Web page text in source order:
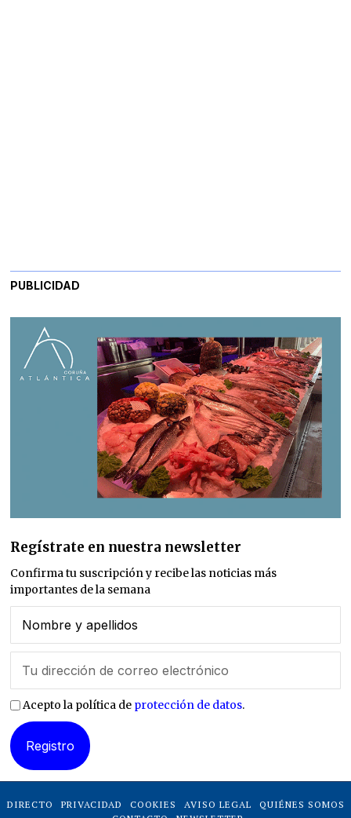
PUBLICIDAD
Regístrate en nuestra newsletter
Confirma tu suscripción y recibe las noticias más
importantes de la semana
Acepto la política de protección de datos.
DIRECTO PRIVACIDAD COOKIES AVISO LEGAL
QUIÉNES SOMOS